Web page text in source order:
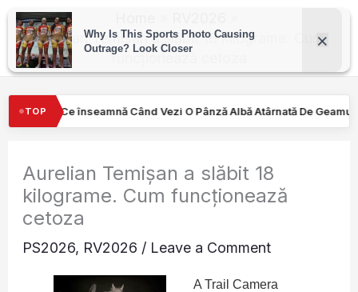
Skip
content
Aurelian Temișan a slăbit 18 kilograme. Cum
funcționează cetoza
TOP
Vezi O Pânză Albă Atârnată De Geamul Unei Mașini. Semnalul…
Aurelian Temișan a slăbit 18
kilograme. Cum funcționează
cetoza
PS2026, RV2026 / Leave a Comment